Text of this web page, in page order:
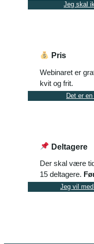
Jeg skal
Pris
Webinaret er
kvit og frit.
Det er
Deltagere
Der skal være
15 deltagere.
Jeg vil